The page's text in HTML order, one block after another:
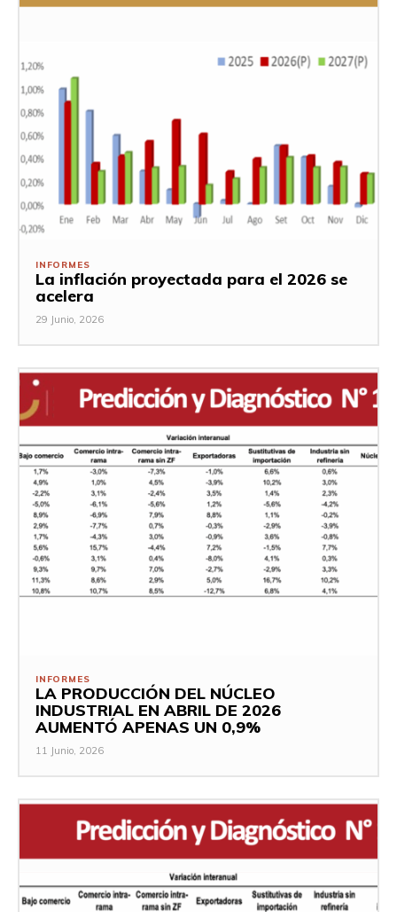
INFORMES
La inflación proyectada para el 2026 se
acelera
29 Junio, 2026
INFORMES
LA PRODUCCIÓN DEL NÚCLEO
INDUSTRIAL EN ABRIL DE 2026
AUMENTÓ APENAS UN 0,9%
11 Junio, 2026